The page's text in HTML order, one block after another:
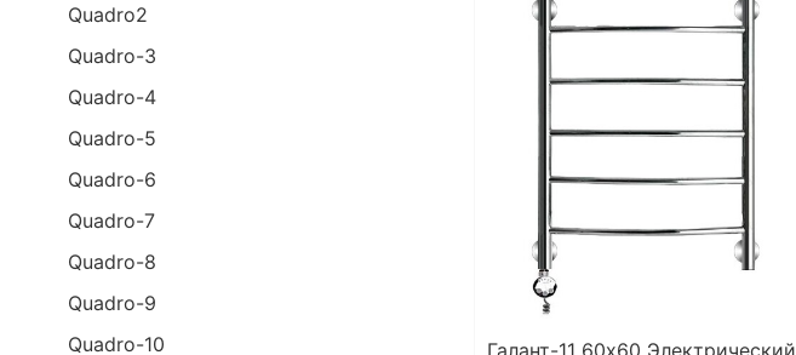
Quadro2
Quadro-3
Quadro-4
Quadro-5
Quadro-6
Quadro-7
Quadro-8
Quadro-9
Quadro-10